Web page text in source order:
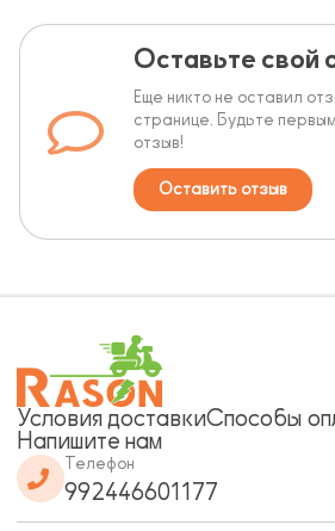
Оставьте свой
Еще никто не оставил
странице. Будьте
отзыв!
Оставить отзыв
Условия доставкиСпособы
Напишите нам
Телефон
992446601177